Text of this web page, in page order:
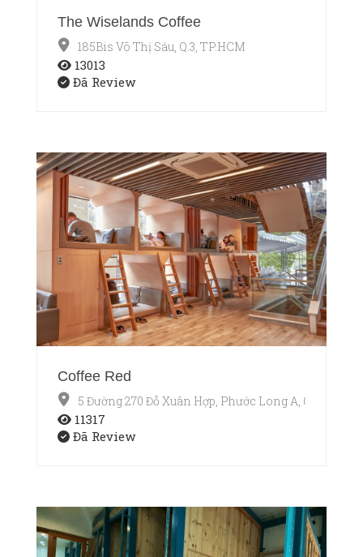
The Wiselands Coffee
185Bis Võ Thị Sáu, Q.3, TP.HCM
13013
Đã Review
Coffee Red
5 Đường 270 Đỗ Xuân Hợp, Phước Long A, Q9
11317
Đã Review